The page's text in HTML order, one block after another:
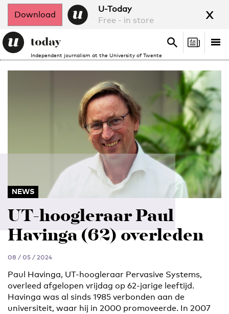
Download
U-Today
Free - in store
x
Independent journalism at the University of Twente
Search
Search
NEWS
UT-hoogleraar Paul
Havinga (62) overleden
08 / 05 / 2024
Paul Havinga, UT-hoogleraar Pervasive Systems,
overleed afgelopen vrijdag op 62-jarige leeftijd.
Havinga was al sinds 1985 verbonden aan de
universiteit, waar hij in 2000 promoveerde. In 2007